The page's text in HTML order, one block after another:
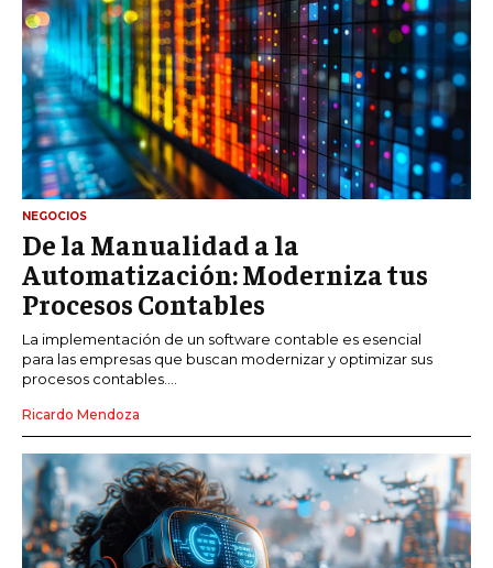
NEGOCIOS
De la Manualidad a la
Automatización: Moderniza tus
Procesos Contables
La implementación de un software contable es esencial
para las empresas que buscan modernizar y optimizar sus
procesos contables....
Ricardo Mendoza